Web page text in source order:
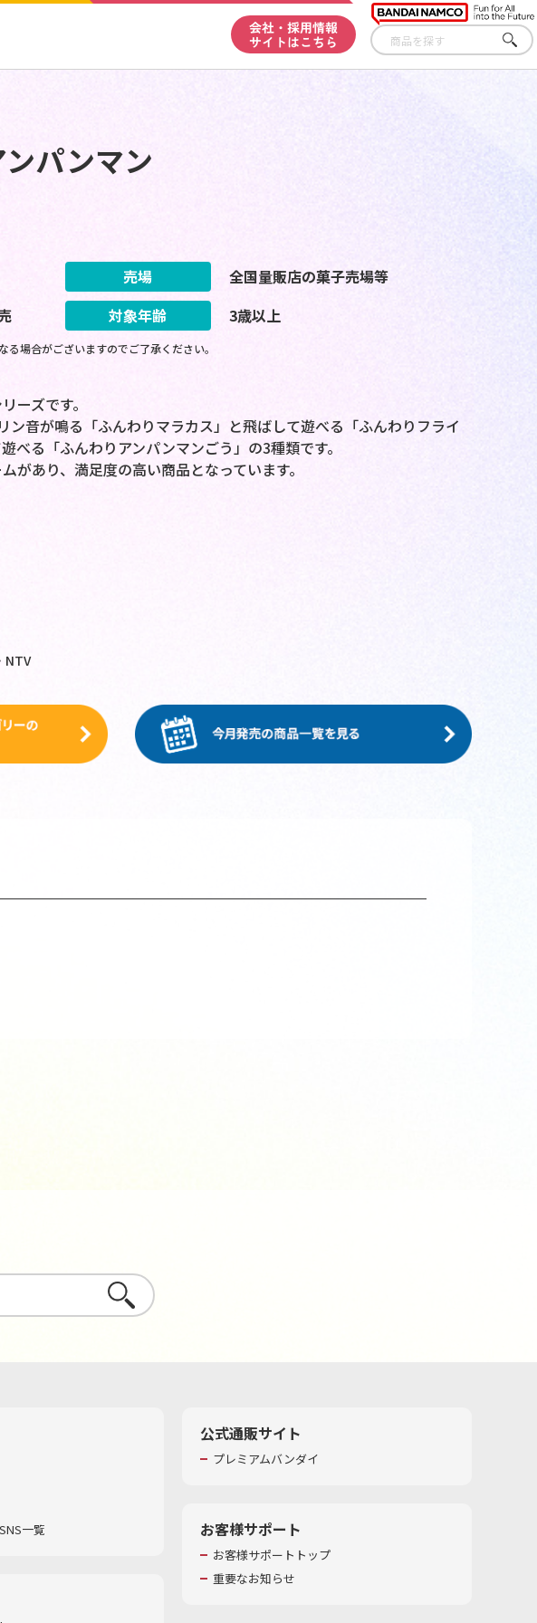
会社・採用情報
サイトはこちら
さが
す
パンマン
売場
全国量販店の菓子売場等
対象年齢 3歳以上
場合がございますのでご了承ください。
ーズです。
ン音が鳴る「ふんわりマラカス」と飛ばして遊べる「ふんわりフライ
べる「ふんわりアンパンマンごう」の3種類です。
があり、満足度の高い商品となっています。
NTV
さがす
一覧
公式通販サイト
プレミアムバンダイ
お客様サポート
お客様サポートトップ
重要なお知らせ